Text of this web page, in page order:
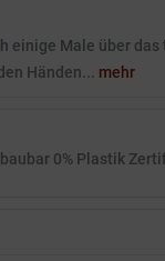
einige Male über
Händen... mehr
0% Plastik